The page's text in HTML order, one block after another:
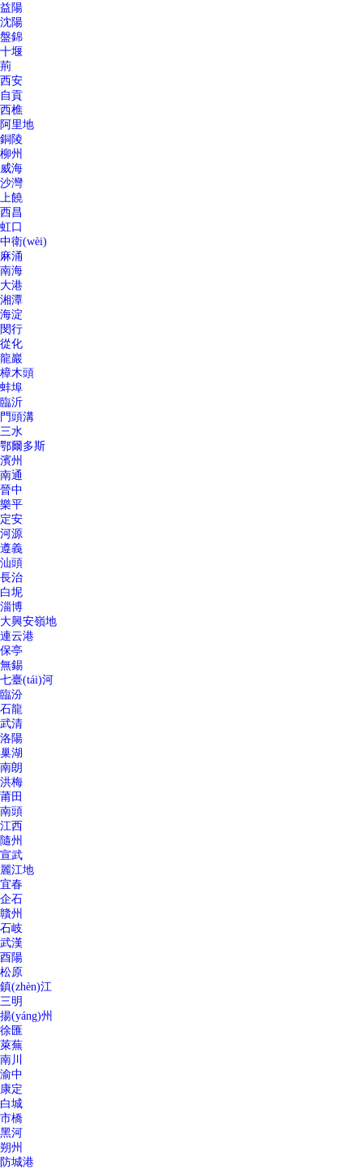
益陽
沈陽
盤錦
十堰
荊
西安
自貢
西樵
阿里地
銅陵
柳州
威海
沙灣
上饒
西昌
虹口
中衛(wèi)
麻涌
南海
大港
湘潭
海淀
閔行
從化
龍巖
樟木頭
蚌埠
臨沂
門頭溝
三水
鄂爾多斯
濱州
南通
晉中
樂平
定安
河源
遵義
汕頭
長治
白坭
淄博
大興安嶺地
連云港
保亭
無錫
七臺(tái)河
臨汾
石龍
武清
洛陽
巢湖
南朗
洪梅
莆田
南頭
江西
隨州
宣武
麗江地
宜春
企石
贛州
石岐
武漢
酉陽
松原
鎮(zhèn)江
三明
揚(yáng)州
徐匯
萊蕪
南川
渝中
康定
白城
市橋
黑河
朔州
防城港